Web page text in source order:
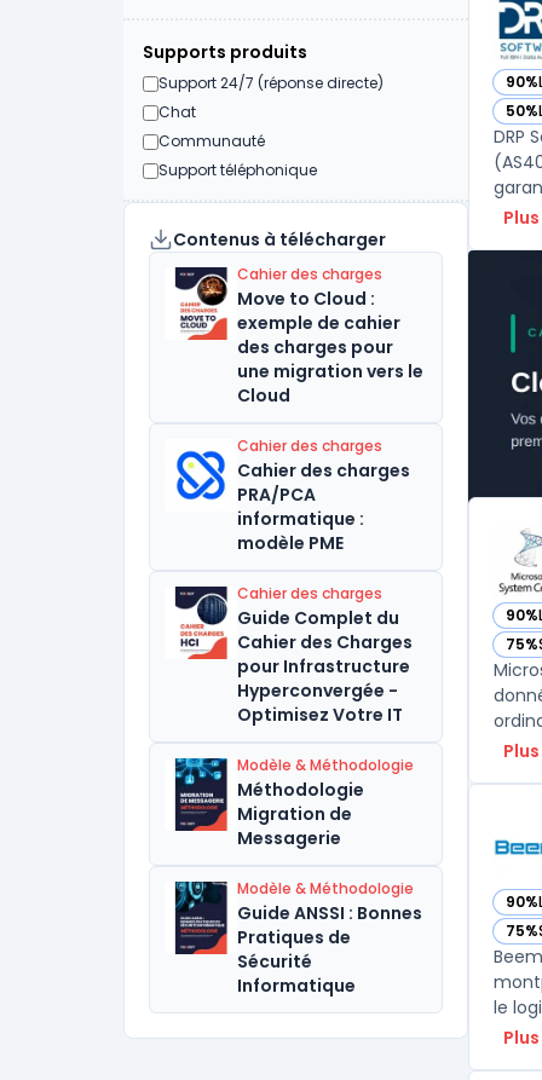
Supports produits
Support 24/7 (réponse directe)
Chat
Communauté
Support téléphonique
Contenus à télécharger
Cahier des charges
Move to Cloud :
exemple de cahier
des charges pour
une migration vers le
Cloud
Cahier des charges
Cahier des charges
PRA/PCA
informatique :
modèle PME
Cahier des charges
Guide Complet du
Cahier des Charges
pour Infrastructure
Hyperconvergée -
Optimisez Votre IT
Modèle & Méthodologie
Méthodologie
Migration de
Messagerie
Modèle & Méthodologie
Guide ANSSI : Bonnes
Pratiques de
Sécurité
Informatique
90%
—
50%
—
DRP
90%
—
75%
—
90%
—
75%
—